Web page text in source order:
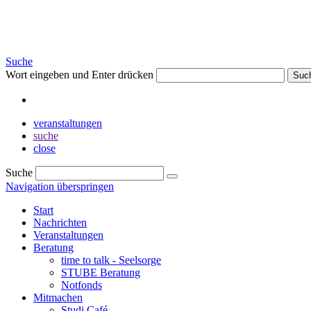
Suche
Wort eingeben und Enter drücken
veranstaltungen
suche
close
Suche
Navigation überspringen
Start
Nachrichten
Veranstaltungen
Beratung
time to talk - Seelsorge
STUBE Beratung
Notfonds
Mitmachen